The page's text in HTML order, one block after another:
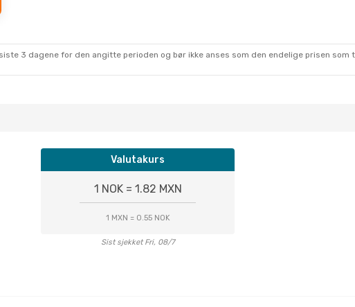
3 dagene for den angitte perioden og bør ikke anses som den endelige prisen som
Valutakurs
1 NOK = 1.82 MXN
1 MXN = 0.55 NOK
Sist sjekket Fri, 08/7